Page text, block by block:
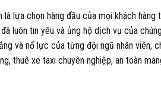
lựa chọn hàng đầu của mọi khách hàng
luôn tin yêu và ủng hộ dịch vụ của
và nổ lực của từng đội ngũ nhân viên,
thuê xe taxi chuyên nghiệp, an toàn